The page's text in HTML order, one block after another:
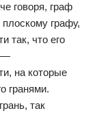
говоря, граф
графу,
так, что его
—
на которые
гранями.
так